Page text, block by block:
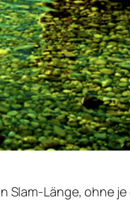
Slam-Länge, ohne je